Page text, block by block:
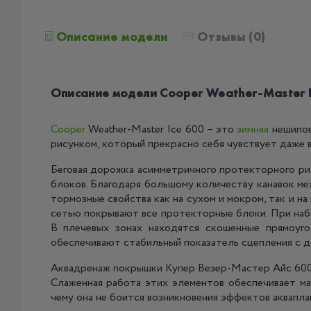
Описание модели Отзывы (0)
Описание модели Cooper Weather-Master
CooperWeather-Master Ice 600 – этозимняя
рисунком, который прекрасно себя чувствует даже
Беговая дорожка асимметричного протекторного
блоков. Благодаря большому количеству канавок
тормозные свойства как на сухом и мокром, так и
сетью покрывают все протекторные блоки. При
В плечевых зонах находятся скошенные
обеспечивают стабильный показатель сцепления
Аквадренаж покрышки Купер Везер-Мастер Айс 600
Слаженная работа этих элементов обеспечивает
чему она не боится возникновения эффектов